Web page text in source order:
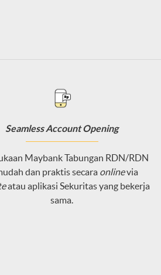
Seamless Account Opening
Maybank Tabungan RDN/RDN
dan praktis secara onlinevia
atau aplikasi Sekuritas yang bekerja
sama.